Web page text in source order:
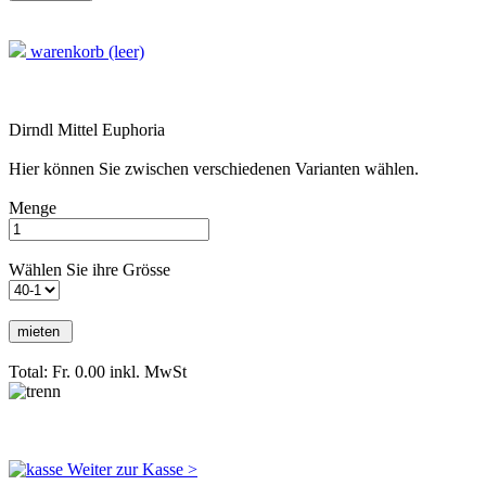
warenkorb (leer)
Dirndl Mittel Euphoria
Hier können Sie zwischen verschiedenen Varianten wählen.
Menge
Wählen Sie ihre Grösse
Total: Fr. 0.00 inkl. MwSt
Weiter zur Kasse >